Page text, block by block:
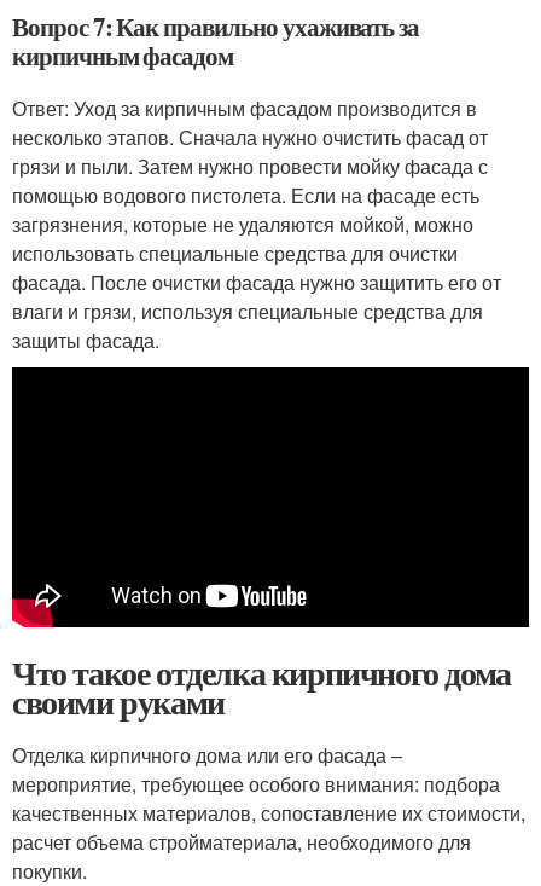
Вопрос 7: Как правильно ухаживать за
кирпичным фасадом
Ответ: Уход за кирпичным фасадом производится в
несколько этапов. Сначала нужно очистить фасад от
грязи и пыли. Затем нужно провести мойку фасада с
помощью водового пистолета. Если на фасаде есть
загрязнения, которые не удаляются мойкой, можно
использовать специальные средства для очистки
фасада. После очистки фасада нужно защитить его от
влаги и грязи, используя специальные средства для
защиты фасада.
Что такое отделка кирпичного дома
своими руками
Отделка кирпичного дома или его фасада –
мероприятие, требующее особого внимания: подбора
качественных материалов, сопоставление их стоимости,
расчет объема стройматериала, необходимого для
покупки.